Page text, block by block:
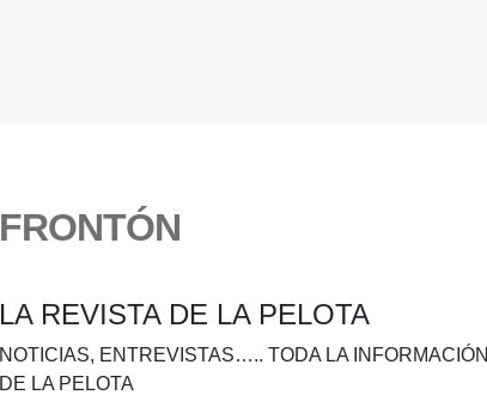
FRONTÓN
LA REVISTA DE LA PELOTA
NOTICIAS, ENTREVISTAS….. TODA LA INFORMACIÓN
DE LA PELOTA